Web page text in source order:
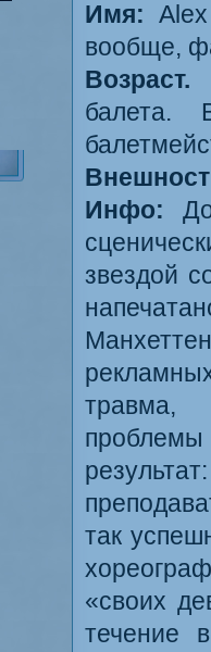
Имя:
вообще,
балета.
Инфо:
звездой
травма,
так
«своих
течение